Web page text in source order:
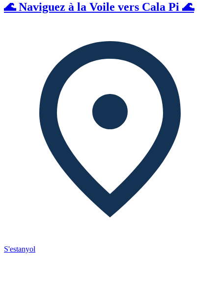
🌊 Naviguez à la Voile vers Cala Pi 🌊
S'estanyol